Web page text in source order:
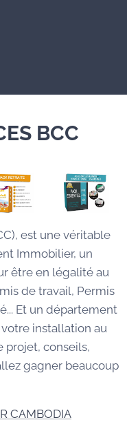
BCC
est une véritable
Immobilier, un
être en légalité au
de travail, Permis
Et un département
installation au
projet, conseils,
gagner beaucoup
CAMBODIA